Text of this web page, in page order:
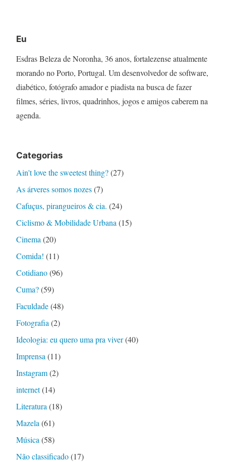
Eu
Esdras Beleza de Noronha, 36 anos, fortalezense atualmente
morando no Porto, Portugal. Um desenvolvedor de software,
diabético, fotógrafo amador e piadista na busca de fazer
filmes, séries, livros, quadrinhos, jogos e amigos caberem na
agenda.
Categorias
Ain't love the sweetest thing?(27)
As árveres somos nozes(7)
Cafuçus, pirangueiros & cia. (24)
Ciclismo & Mobilidade Urbana (15)
Cinema (20)
Comida! (11)
Cotidiano(96)
Cuma?(59)
Faculdade(48)
Fotografia (2)
Ideologia: eu quero uma pra viver(40)
Imprensa (11)
Instagram(2)
internet(14)
Literatura (18)
Mazela (61)
Música (58)
Não classificado(17)